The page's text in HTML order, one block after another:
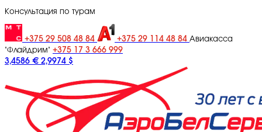
Консультация по турам
+375 29 508 48 84 +375 29 114 48 84 Авиакасса
"Флайдрим" +375 17 3 666 999
3,4586 € 2,9974 $